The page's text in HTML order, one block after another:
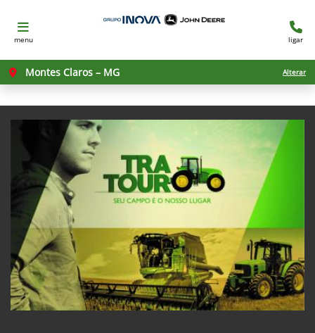
menu ligar
Montes Claros – MG Alterar